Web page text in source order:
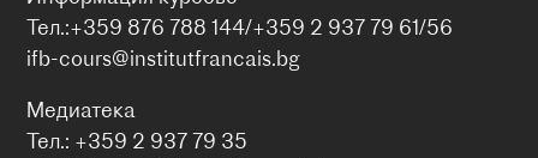
Тел.:+359 876 788 144/+359 2 937 79 61/56
ifb-cours@institutfrancais.bg
Медиатека
Тел.: +359 2 937 79 35